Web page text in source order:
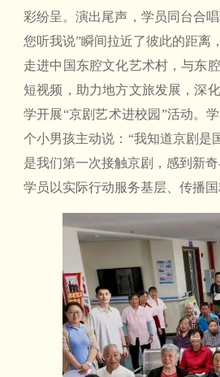
彩纷呈。演出尾声，学员同台合
您听我说”瞬间拉近了彼此的距离
走进中国东腔文化艺术村，与东
短视频，助力地方文旅发展，深
学开展“京剧艺术进校园”活动。
个小男孩主动说：“我知道京剧是
是我们第一次接触京剧，感到新
学员以实际行动服务基层、传播国